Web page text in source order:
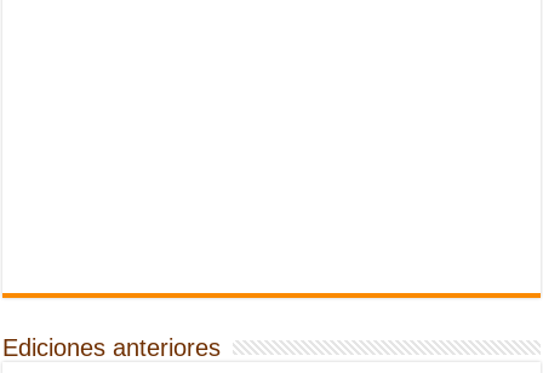
Ediciones anteriores